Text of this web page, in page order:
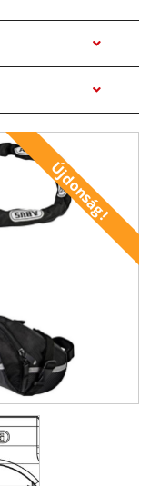
Újdonság!